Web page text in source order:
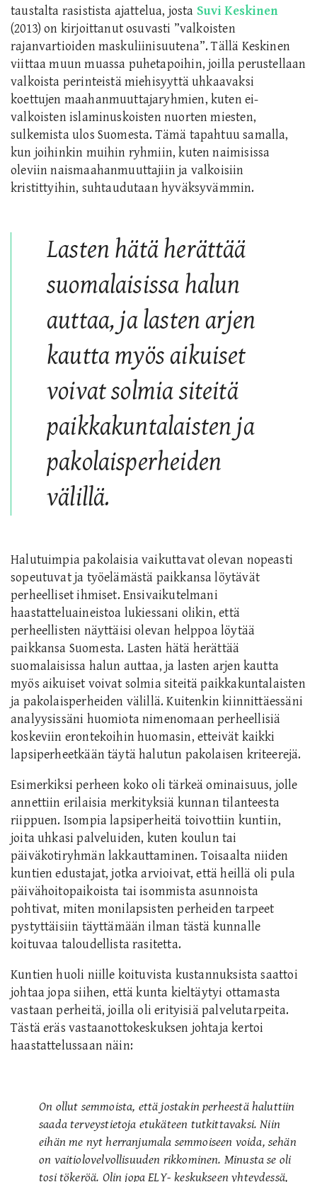
taustalta rasistista ajattelua, josta Suvi Keskinen
(2013) on kirjoittanut osuvasti ”valkoisten
rajanvartioiden maskuliinisuutena”. Tällä Keskinen
viittaa muun muassa puhetapoihin, joilla perustellaan
valkoista perinteistä miehisyyttä uhkaavaksi
koettujen maahanmuuttajaryhmien, kuten ei-
valkoisten islaminuskoisten nuorten miesten,
sulkemista ulos Suomesta. Tämä tapahtuu samalla,
kun joihinkin muihin ryhmiin, kuten naimisissa
oleviin naismaahanmuuttajiin ja valkoisiin
kristittyihin, suhtaudutaan hyväksyvämmin.
Lasten hätä herättää
suomalaisissa halun
auttaa, ja lasten arjen
kautta myös aikuiset
voivat solmia siteitä
paikkakuntalaisten ja
pakolaisperheiden
välillä.
Halutuimpia pakolaisia vaikuttavat olevan nopeasti
sopeutuvat ja työelämästä paikkansa löytävät
perheelliset ihmiset. Ensivaikutelmani
haastatteluaineistoa lukiessani olikin, että
perheellisten näyttäisi olevan helppoa löytää
paikkansa Suomesta. Lasten hätä herättää
suomalaisissa halun auttaa, ja lasten arjen kautta
myös aikuiset voivat solmia siteitä paikkakuntalaisten
ja pakolaisperheiden välillä. Kuitenkin kiinnittäessäni
analyysissäni huomiota nimenomaan perheellisiä
koskeviin erontekoihin huomasin, etteivät kaikki
lapsiperheetkään täytä halutun pakolaisen kriteerejä.
Esimerkiksi perheen koko oli tärkeä ominaisuus, jolle
annettiin erilaisia merkityksiä kunnan tilanteesta
riippuen. Isompia lapsiperheitä toivottiin kuntiin,
joita uhkasi palveluiden, kuten koulun tai
päiväkotiryhmän lakkauttaminen. Toisaalta niiden
kuntien edustajat, jotka arvioivat, että heillä oli pula
päivähoitopaikoista tai isommista asunnoista
pohtivat, miten monilapsisten perheiden tarpeet
pystyttäisiin täyttämään ilman tästä kunnalle
koituvaa taloudellista rasitetta.
Kuntien huoli niille koituvista kustannuksista saattoi
johtaa jopa siihen, että kunta kieltäytyi ottamasta
vastaan perheitä, joilla oli erityisiä palvelutarpeita.
Tästä eräs vastaanottokeskuksen johtaja kertoi
haastattelussaan näin:
On ollut semmoista, että jostakin perheestä haluttiin
saada terveystietoja etukäteen tutkittavaksi. Niin
eihän me nyt herranjumala semmoiseen voida, sehän
on vaitiolovelvollisuuden rikkominen. Minusta se oli
tosi tökeröä. Olin jopa ELY- keskukseen yhteydessä,